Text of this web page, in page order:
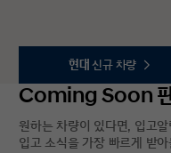
현대 신규 차량
Coming Soon
원하는 차량이 있다면, 입고
입고 소식을 가장 빠르게 받아